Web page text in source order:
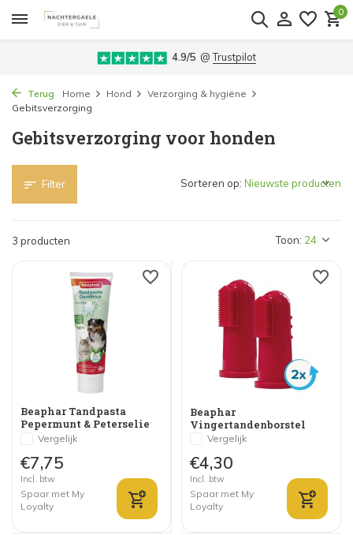
0
4.9/5 @Trustpilot
Terug Home Hond
Verzorging & hygiëne
Gebitsverzorging
Gebitsverzorging voor honden
Filter
3 producten Toon:
Sorteren op:
Beaphar Tandpasta
Pepermunt & Peterselie
Vergelijk
€7,75
Incl. btw
Spaar met My
Loyalty
Beaphar
Vingertandenborstel
Vergelijk
€4,30
Incl. btw
Spaar met My
Loyalty